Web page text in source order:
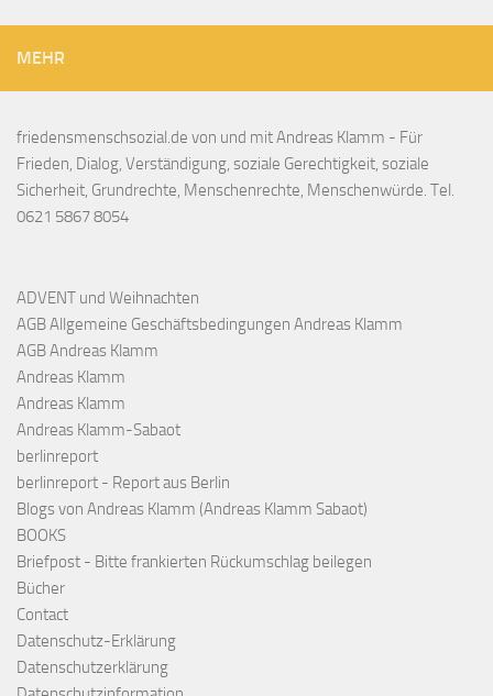
MEHR
friedensmenschsozial.de von und mit Andreas Klamm - Für
Frieden, Dialog, Verständigung, soziale Gerechtigkeit, soziale
Sicherheit, Grundrechte, Menschenrechte, Menschenwürde. Tel.
0621 5867 8054
ADVENT und Weihnachten
AGB Allgemeine Geschäftsbedingungen Andreas Klamm
AGB Andreas Klamm
Andreas Klamm
Andreas Klamm
Andreas Klamm-Sabaot
berlinreport
berlinreport - Report aus Berlin
Blogs von Andreas Klamm (Andreas Klamm Sabaot)
BOOKS
Briefpost - Bitte frankierten Rückumschlag beilegen
Bücher
Contact
Datenschutz-Erklärung
Datenschutzerklärung